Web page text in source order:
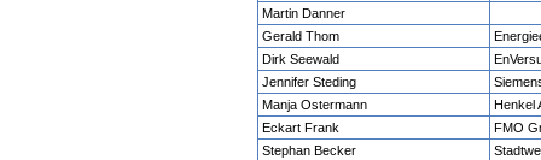
Martin Danner
Gerald Thom
Dirk Seewald
Jennifer Steding
Manja Ostermann
Henkel
Eckart Frank
FMO
Stephan Becker